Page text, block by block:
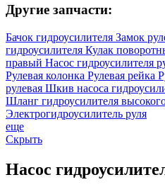
Другие запчасти:
Бачок гидроусилителя Замок
гидроусилителя Кулак
правый Насос гидроусилителя
Рулевая колонка Рулевая рейка
рулевая Шкив насоса
Шланг гидроусилителя
Электрогидроусилитель руля
еще
Скрыть
Насос